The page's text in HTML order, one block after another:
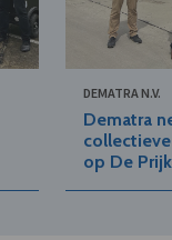
DEMATRA N.V.
Dematra
op De